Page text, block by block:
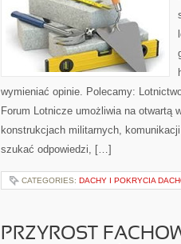
wymieniać opinie. Polecamy:
Forum Lotnicze umożliwia na otwartą
konstrukcjach militarnych,
szukać odpowiedzi, […]
CATEGORIES: DACHY I POKRYCIA
PRZYROST